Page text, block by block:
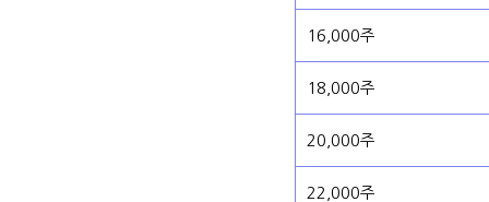
16,000주
18,000주
20,000주
22,000주